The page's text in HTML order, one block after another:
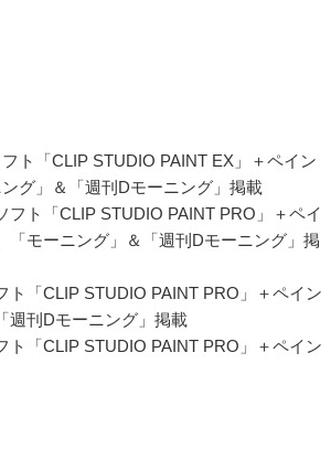
ト「CLIP STUDIO PAINT EX」＋ペイン
グ」＆「週刊Dモーニング」掲載
ト「CLIP STUDIO PAINT PRO」＋ペイ
「モーニング」＆「週刊Dモーニング」掲
「CLIP STUDIO PAINT PRO」＋ペイン
週刊Dモーニング」掲載
「CLIP STUDIO PAINT PRO」＋ペイン